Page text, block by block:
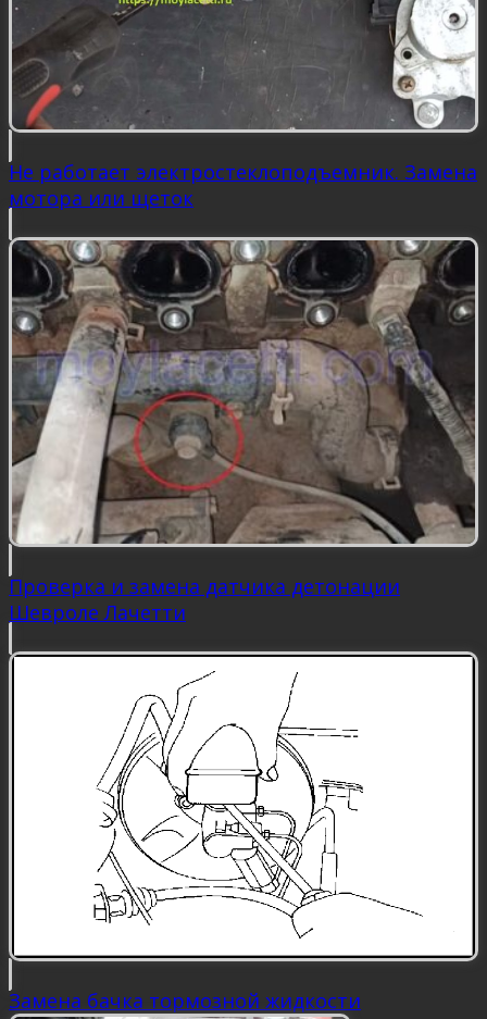
Не работает электростеклоподъемник. Замена
мотора или щеток
Проверка и замена датчика детонации
Шевроле Лачетти
Замена бачка тормозной жидкости